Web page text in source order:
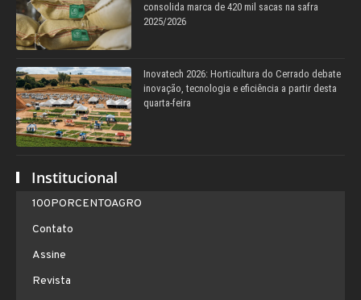
consolida marca de 420 mil sacas na safra
2025/2026
Inovatech 2026: Horticultura do Cerrado debate
inovação, tecnologia e eficiência a partir desta
quarta-feira
Institucional
100PORCENTOAGRO
Contato
Assine
Revista